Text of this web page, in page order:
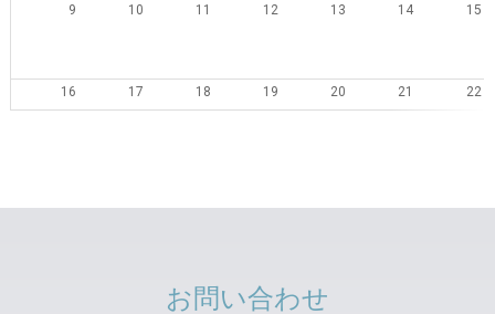
9 10 11 12 13 14 15
16 17 18 19 20 21 22
お問い合わせ